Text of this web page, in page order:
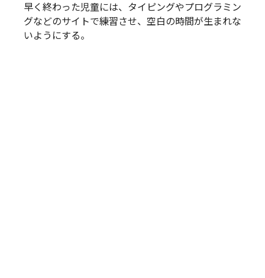
早く終わった児童には、タイピングやプログラミン
グなどのサイトで練習させ、空白の時間が生まれな
いようにする。